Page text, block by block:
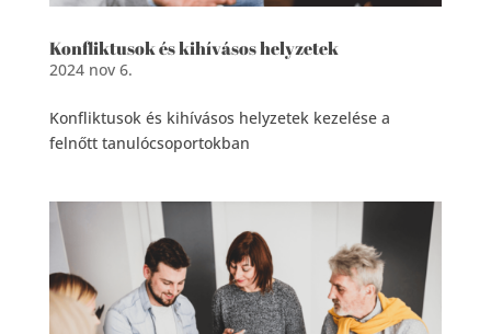
Konfliktusok és kihívásos helyzetek
2024 nov 6.
Konfliktusok és kihívásos helyzetek kezelése a
felnőtt tanulócsoportokban